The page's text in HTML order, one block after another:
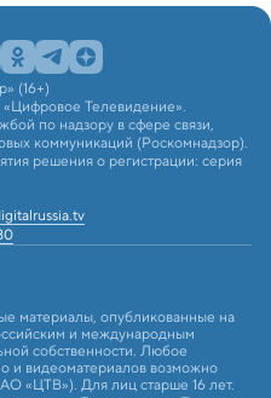
(16+)
Телевидение».
по надзору в сфере связи,
коммуникаций (Роскомнадзор).
решения о регистрации: серия
материалы, опубликованные на
и международным
собственности. Любое
и видеоматериалов возможно
«ЦТВ»). Для лиц старше 16 лет.